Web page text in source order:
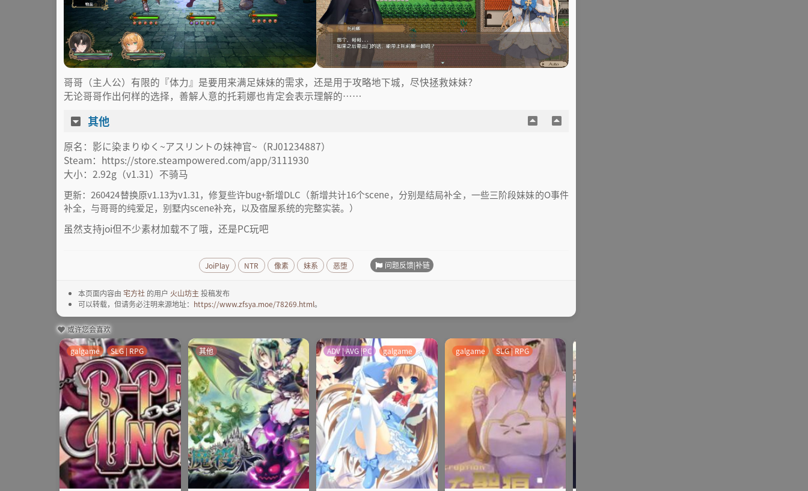
哥哥（主人公）有限的『体力』是要用来满足妹妹的需求，还是用于攻略地下城，尽快拯救妹妹？
无论哥哥作出何样的选择，善解人意的托莉娜也肯定会表示理解的……
其他
原名：影に染まりゆく~アスリントの妹神官~（RJ01234887）
Steam：https://store.steampowered.com/app/3111930
大小：2.92g（v1.31）不骑马
更新：260424替换原v1.13为v1.31，修复些许bug+新增DLC（新增共计16个scene，分别是结局补全，一些三阶段妹妹的O事件
补全，与哥哥的纯爱足，别墅内scene补充，以及宿屋系统的完整实装。）
虽然支持joi但不少素材加载不了哦，还是PC玩吧
JoiPlay NTR 像素 妹系 恶堕 问题反馈|补链
本页面内容由 宅方社 的用户 火山坊主 投稿发布
可以转载，但请务必注明来源地址： https://www.zfsya.moe/78269.html。
或许您会喜欢
galgame SLG | RPG 其他 ADV | AVG |PC galgame galgame SLG | RPG